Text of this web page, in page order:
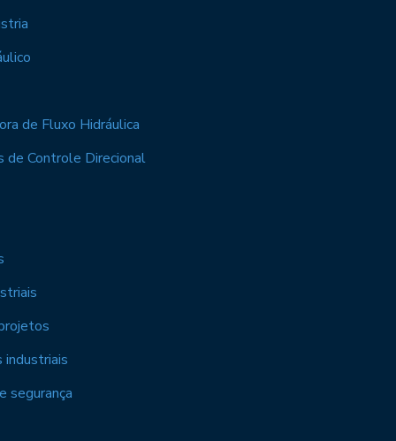
de Fluxo Hidráulica
de Controle Direcional
industriais
segurança